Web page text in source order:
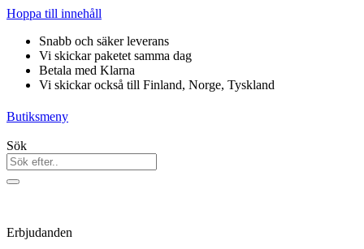
Hoppa till innehåll
Snabb och säker leverans
Vi skickar paketet samma dag
Betala med Klarna
Vi skickar också till Finland, Norge, Tyskland
Butiksmeny
Sök
Erbjudanden